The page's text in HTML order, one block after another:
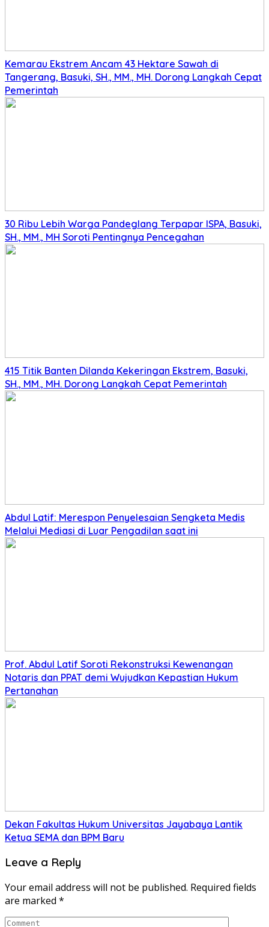
Kemarau Ekstrem Ancam 43 Hektare Sawah di
Tangerang, Basuki, SH., MM., MH. Dorong Langkah Cepat
Pemerintah
30 Ribu Lebih Warga Pandeglang Terpapar ISPA, Basuki,
SH., MM., MH Soroti Pentingnya Pencegahan
415 Titik Banten Dilanda Kekeringan Ekstrem, Basuki,
SH., MM., MH. Dorong Langkah Cepat Pemerintah
Abdul Latif: Merespon Penyelesaian Sengketa Medis
Melalui Mediasi di Luar Pengadilan saat ini
Prof. Abdul Latif Soroti Rekonstruksi Kewenangan
Notaris dan PPAT demi Wujudkan Kepastian Hukum
Pertanahan
Dekan Fakultas Hukum Universitas Jayabaya Lantik
Ketua SEMA dan BPM Baru
Leave a Reply
Your email address will not be published. Required fields
are marked *